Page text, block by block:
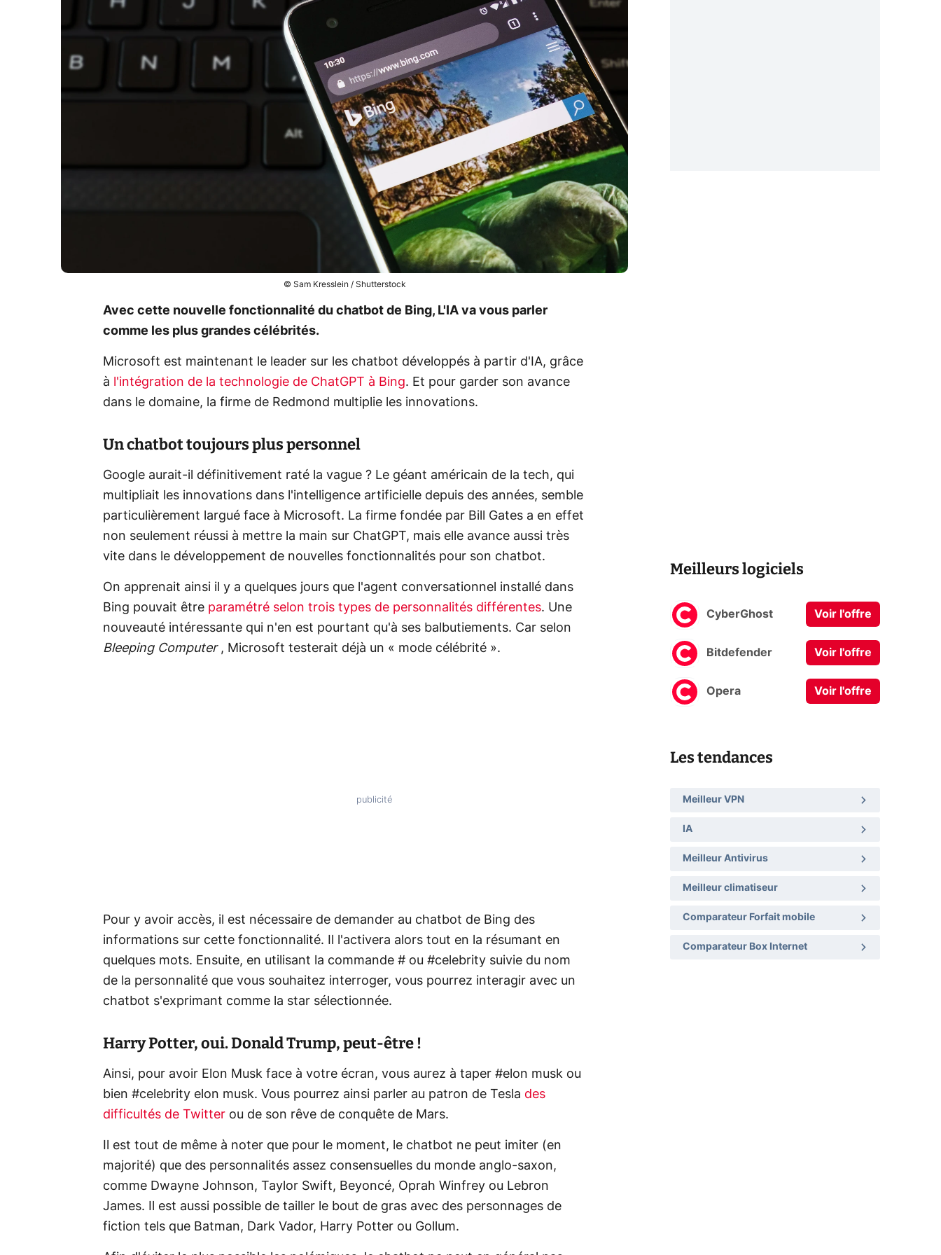
© Sam Kresslein / Shutterstock
Avec cette nouvelle fonctionnalité du chatbot de Bing, L'IA va vous parler
comme les plus grandes célébrités.
Microsoft est maintenant le leader sur les chatbot développés à partir d'IA, grâce
à
l'intégration de la technologie de ChatGPT à Bing. Et pour garder son avance
dans le domaine, la firme de Redmond multiplie les innovations.
Un chatbot toujours plus personnel
Google aurait-il définitivement raté la vague ? Le géant américain de la tech, qui
multipliait les innovations dans l'intelligence artificielle depuis des années, semble
particulièrement largué face à Microsoft. La firme fondée par Bill Gates a en effet
non seulement réussi à mettre la main sur ChatGPT, mais elle avance aussi très
vite dans le développement de nouvelles fonctionnalités pour son chatbot.
On apprenait ainsi il y a quelques jours que l'agent conversationnel installé dans
Bing pouvait être paramétré selon trois types de personnalités différentes. Une
nouveauté intéressante qui n'en est pourtant qu'à ses balbutiements. Car selon
Bleeping Computer, Microsoft testerait déjà un « mode célébrité ».
Pour y avoir accès, il est nécessaire de demander au chatbot de Bing des
informations sur cette fonctionnalité. Il l'activera alors tout en la résumant en
quelques mots. Ensuite, en utilisant la commande # ou #celebrity suivie du nom
de la personnalité que vous souhaitez interroger, vous pourrez interagir avec un
chatbot s'exprimant comme la star sélectionnée.
Harry Potter, oui. Donald Trump, peut-être !
Ainsi, pour avoir Elon Musk face à votre écran, vous aurez à taper #elon musk ou
bien #celebrity elon musk. Vous pourrez ainsi parler au patron de Tesla des
difficultés de Twitter ou de son rêve de conquête de Mars.
Il est tout de même à noter que pour le moment, le chatbot ne peut imiter (en
majorité) que des personnalités assez consensuelles du monde anglo-saxon,
comme Dwayne Johnson, Taylor Swift, Beyoncé, Oprah Winfrey ou Lebron
James. Il est aussi possible de tailler le bout de gras avec des personnages de
fiction tels que Batman, Dark Vador, Harry Potter ou Gollum.
Meilleurs logiciels
CyberGhost Voir l'offre
Bitdefender Voir l'offre
Opera Voir l'offre
Les tendances
Meilleur VPN
IA
Meilleur Antivirus
Meilleur climatiseur
Comparateur Forfait mobile
Comparateur Box Internet